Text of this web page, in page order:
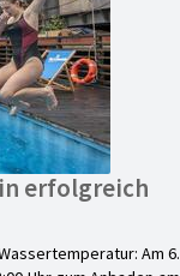
erfolgreich
Am 6.